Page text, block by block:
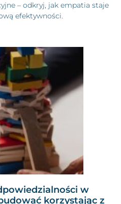
– odkryj, jak empatia staje
efektywności.
w
korzystając z